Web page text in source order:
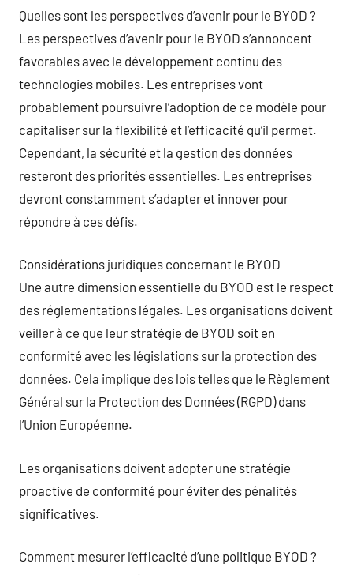
Quelles sont les perspectives d’avenir pour le BYOD ?
Les perspectives d’avenir pour le BYOD s’annoncent
favorables avec le développement continu des
technologies mobiles. Les entreprises vont
probablement poursuivre l’adoption de ce modèle pour
capitaliser sur la flexibilité et l’efficacité qu’il permet.
Cependant, la sécurité et la gestion des données
resteront des priorités essentielles. Les entreprises
devront constamment s’adapter et innover pour
répondre à ces défis.
Considérations juridiques concernant le BYOD
Une autre dimension essentielle du BYOD est le respect
des réglementations légales. Les organisations doivent
veiller à ce que leur stratégie de BYOD soit en
conformité avec les législations sur la protection des
données. Cela implique des lois telles que le Règlement
Général sur la Protection des Données (RGPD) dans
l’Union Européenne.
Les organisations doivent adopter une stratégie
proactive de conformité pour éviter des pénalités
significatives.
Comment mesurer l’efficacité d’une politique BYOD ?